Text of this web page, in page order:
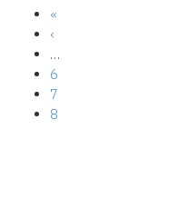
Нумерация
страниц
Первая
страница
«
←
‹
…
Page
6
Page
7
Текущая
8